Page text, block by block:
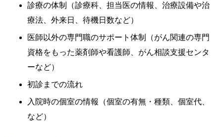
診療の体制（診療科、担当医の情報、治療設備や治
療法、外来日、待機日数など）
医師以外の専門職のサポート体制（がん関連の専門
資格をもった薬剤師や看護師、がん相談支援センタ
ーなど）
初診までの流れ
入院時の個室の情報（個室の有無・種類、個室代、
など）